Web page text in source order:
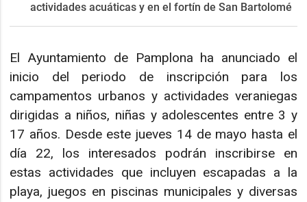
actividades acuáticas y en el fortín de San Bartolomé
El Ayuntamiento de Pamplona ha anunciado el
inicio del periodo de inscripción para los
campamentos urbanos y actividades veraniegas
dirigidas a niños, niñas y adolescentes entre 3 y
17 años. Desde este jueves 14 de mayo hasta el
día 22, los interesados podrán inscribirse en
estas actividades que incluyen escapadas a la
playa, juegos en piscinas municipales y diversas